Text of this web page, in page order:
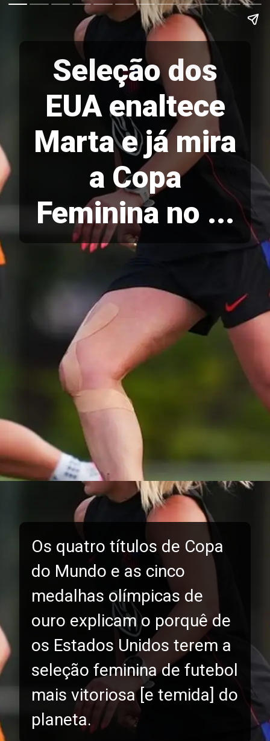
Seleção dos
EUA enaltece
Marta e já mira
a Copa
Feminina no ...
Os quatro títulos de Copa
do Mundo e as cinco
medalhas olímpicas de
ouro explicam o porquê de
os Estados Unidos terem a
seleção feminina de futebol
mais vitoriosa [e temida] do
planeta.